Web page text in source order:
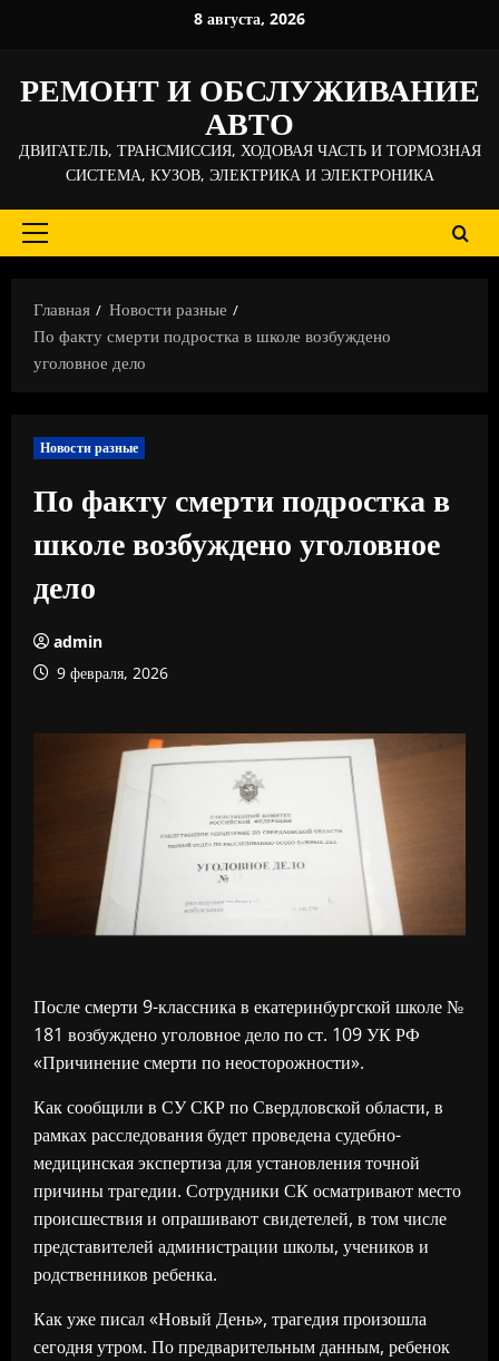
8 августа, 2026
РЕМОНТ И ОБСЛУЖИВАНИЕ
АВТО
ДВИГАТЕЛЬ, ТРАНСМИССИЯ, ХОДОВАЯ ЧАСТЬ И ТОРМОЗНАЯ
СИСТЕМА, КУЗОВ, ЭЛЕКТРИКА И ЭЛЕКТРОНИКА
Основное
Главная
Новости разные
По факту смерти подростка в школе возбуждено
уголовное дело
Новости разные
По факту смерти подростка в
школе возбуждено уголовное
дело
admin
9 февраля, 2026
После смерти 9-классника в екатеринбургской школе №
181 возбуждено уголовное дело по ст. 109 УК РФ
«Причинение смерти по неосторожности».
Как сообщили в СУ СКР по Свердловской области, в
рамках расследования будет проведена судебно-
медицинская экспертиза для установления точной
причины трагедии. Сотрудники СК осматривают место
происшествия и опрашивают свидетелей, в том числе
представителей администрации школы, учеников и
родственников ребенка.
Как уже писал «Новый День», трагедия произошла
сегодня утром. По предварительным данным, ребенок